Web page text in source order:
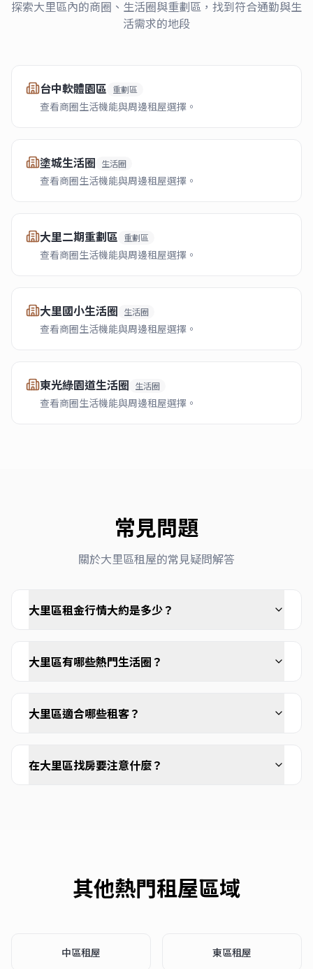
探索大里區內的商圈、生活圈與重劃區，找到符合通勤與生
活需求的地段
台中軟體園區 重劃區
查看商圈生活機能與周邊租屋選擇。
塗城生活圈 生活圈
查看商圈生活機能與周邊租屋選擇。
大里二期重劃區 重劃區
查看商圈生活機能與周邊租屋選擇。
大里國小生活圈 生活圈
查看商圈生活機能與周邊租屋選擇。
東光綠園道生活圈 生活圈
查看商圈生活機能與周邊租屋選擇。
常見問題
關於大里區租屋的常見疑問解答
大里區租金行情大約是多少？
大里區有哪些熱門生活圈？
大里區適合哪些租客？
在大里區找房要注意什麼？
其他熱門租屋區域
中區租屋 東區租屋